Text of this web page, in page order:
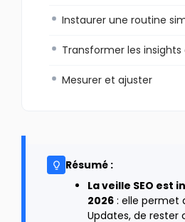
Instaurer une routine
Transformer les insights
Mesurer et ajuster
Résumé :
La veille SEO est
2026: elle permet
Updates, de